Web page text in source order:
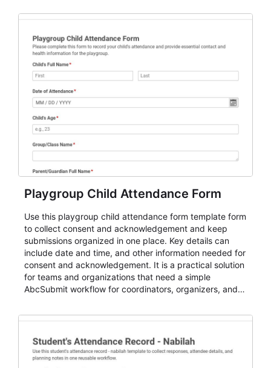
for teams and organizations.
Playgroup Child Attendance Form
Use this playgroup child attendance form template form
to collect consent and acknowledgement and keep
submissions organized in one place. Key details can
include date and time, and other information needed for
consent and acknowledgement. It is a practical solution
for teams and organizations that need a simple
AbcSubmit workflow for coordinators, organizers, and